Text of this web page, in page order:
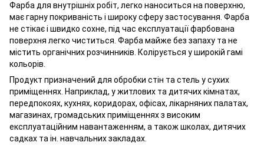
Фарба для внутрішніх робіт, легко наноситься на поверхню,
має гарну покриваність і широку сферу застосування. Фарба
не стікає і швидко сохне, під час експлуатації фарбована
поверхня легко чиститься. Фарба майже без запаху та не
містить органічних розчинників. Колірується у широкій гамі
кольорів.
Продукт призначений для обробки стін та стель у сухих
приміщеннях. Наприклад, у житлових та дитячих кімнатах,
передпокоях, кухнях, коридорах, офісах, лікарняних палатах,
магазинах, громадських приміщеннях з високим
експлуатаційним навантаженням, а також школах, дитячих
садках та ін. навчальних закладах.